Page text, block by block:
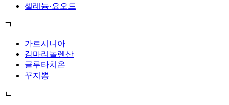
셀레늄·요오드
ㄱ
가르시니아
감마리놀렌산
글루타치온
꾸지뽕
ㄴ